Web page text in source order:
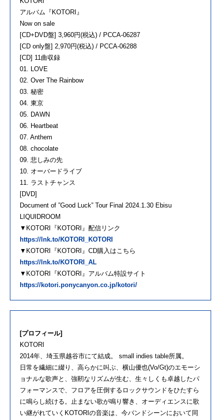
アルバム『KOTORI』
Now on sale
[CD+DVD盤] 3,960円(税込) / PCCA-06287
[CD only盤] 2,970円(税込) / PCCA-06288
[CD] 11曲収録
01. LOVE
02. Over The Rainbow
03. 秘密
04. 東京
05. DAWN
06. Heartbeat
07. Anthem
08. chocolate
09. 悲しみの先
10. オーバードライブ
11. ラストチャンス
[DVD]
Document of ”Good Luck” Tour Final 2024.1.30 Ebisu
LIQUIDROOM
▼KOTORI『KOTORI』配信リンク
https://lnk.to/KOTORI_KOTORI
▼KOTORI『KOTORI』CD購入はこちら
https://lnk.to/KOTORI_AL
▼KOTORI『KOTORI』アルバム特設サイト
https://kotori.ponycanyon.co.jp/kotori/
[プロフィール]
KOTORI
2014年、埼玉県越谷市にて結成。 small indies table所属。
日常を繊細に綴り、高らかに叫ぶ、横山優也(Vo/Gt)のエモーシ
ョナルな歌声と、強靭なリズムが生む、生々しくも卓越したパ
フォーマンスで、フロアを圧倒するロックサウンドをひたすら
に鳴らし続ける。止まない歌が鳴り響き、オーディエンスに歌
い継がれていくKOTORIの音楽は、今バンドシーンにおいて同